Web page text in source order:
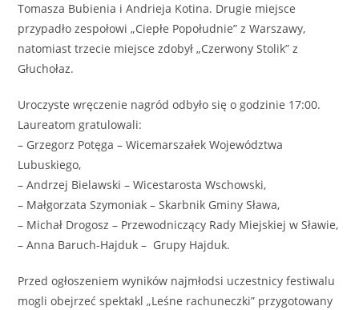
Tomasza Bubienia i Andrieja Kotina. Drugie miejsce
przypadło zespołowi „Ciepłe Popołudnie” z Warszawy,
natomiast trzecie miejsce zdobył „Czerwony Stolik” z
Głuchołaz.
Uroczyste wręczenie nagród odbyło się o godzinie 17:00.
Laureatom gratulowali:
– Grzegorz Potęga – Wicemarszałek Województwa
Lubuskiego,
–Andrzej Bielawski – Wicestarosta Wschowski,
– Małgorzata Szymoniak – Skarbnik Gminy Sława,
– Michał Drogosz – Przewodniczący Rady Miejskiej w Sławie,
–Anna Baruch-Hajduk – Grupy Hajduk.
Przed ogłoszeniem wyników najmłodsi uczestnicy festiwalu
mogli obejrzeć spektakl „Leśne rachuneczki” przygotowany